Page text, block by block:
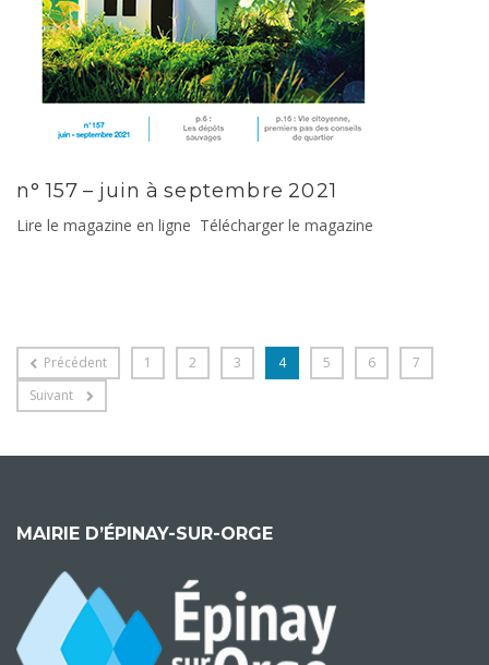
n° 157 – juin à septembre 2021
Lire le magazine en ligne Télécharger le magazine
Précédent 1 2 3 4 5 6
7
Suivant
MAIRIE D’ÉPINAY-SUR-ORGE